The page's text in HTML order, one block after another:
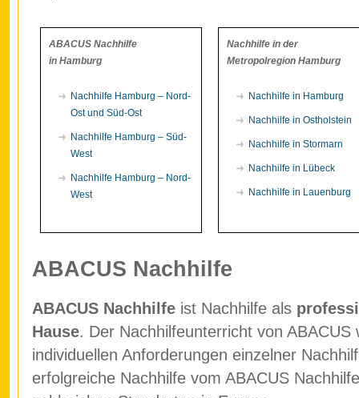
ABACUS Nachhilfe
in Hamburg
Nachhilfe Hamburg – Nord-
Ost und Süd-Ost
Nachhilfe Hamburg – Süd-
West
Nachhilfe Hamburg – Nord-
West
Nachhilfe in der
Metropolregion Hamburg
Nachhilfe in Hamburg
Nachhilfe in Ostholstein
Nachhilfe in Stormarn
Nachhilfe in Lübeck
Nachhilfe in Lauenburg
ABACUS Nachhilfe
ABACUS Nachhilfe ist Nachhilfe als
Hause. Der Nachhilfeunterricht von
individuellen Anforderungen einzelner
erfolgreiche Nachhilfe vom ABACUS